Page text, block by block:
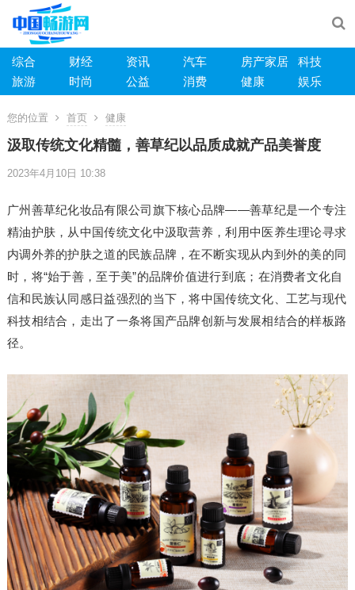
综合 财经 资讯 汽车 房产家居
科技
旅游
时尚 公益 消费 健康 娱乐
您的位置 首页 健康
汲取传统文化精髓，善草纪以品质成就产品美誉度
2023年4月10日 10:38
广州善草纪化妆品有限公司旗下核心品牌——善草纪是一个专注
精油护肤，从中国传统文化中汲取营养，利用中医养生理论寻求
内调外养的护肤之道的民族品牌，在不断实现从内到外的美的同
时，将“始于善，至于美”的品牌价值进行到底；在消费者文化自
信和民族认同感日益强烈的当下，将中国传统文化、工艺与现代
科技相结合，走出了一条将国产品牌创新与发展相结合的样板路
径。